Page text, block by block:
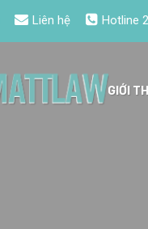
Liên hệ Hotline
GIỚI